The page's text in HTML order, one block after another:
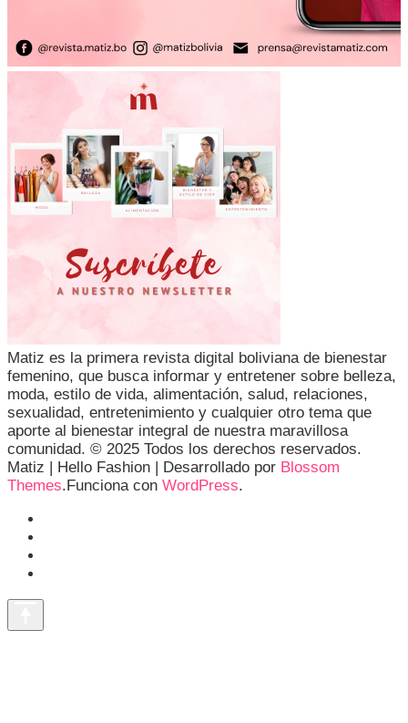
Matiz es la primera revista digital boliviana de bienestar
femenino, que busca informar y entretener sobre belleza,
moda, estilo de vida, alimentación, salud, relaciones,
sexualidad, entretenimiento y cualquier otro tema que
aporte al bienestar integral de nuestra maravillosa
comunidad. © 2025 Todos los derechos reservados.
Matiz |
Hello Fashion | Desarrollado por Blossom
Themes.Funciona con WordPress.